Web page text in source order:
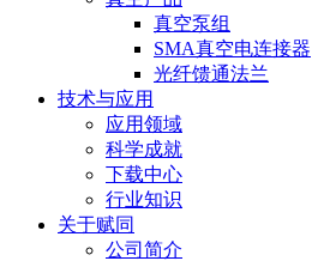
真空泵组
SMA真空电连接器
光纤馈通法兰
技术与应用
应用领域
科学成就
下载中心
行业知识
关于赋同
公司简介